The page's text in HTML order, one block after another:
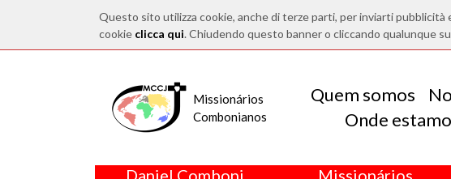
Questo sito utilizza cookie, anche di terze parti, per inviarti
cookie clicca qui. Chiudendo questo banner o cliccando qualunque
Missionários
Combonianos
Quem somos
Onde
Daniel Comboni
Missionários